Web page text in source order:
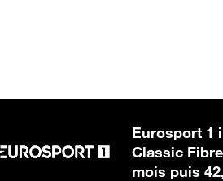
Eurosport 1
Classic
mois puis